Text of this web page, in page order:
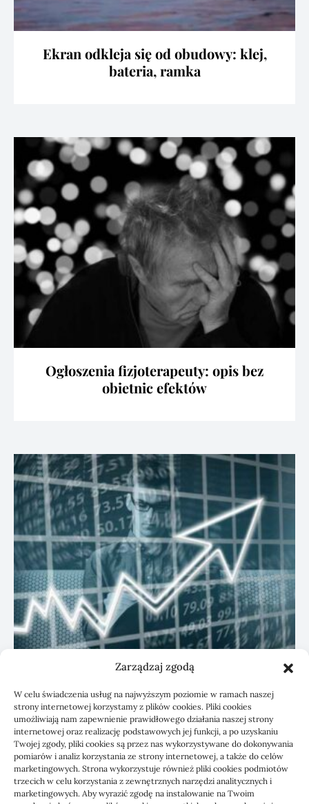
Zarządzaj zgodą
W celu świadczenia usług na najwyższym poziomie w ramach naszej
strony internetowej korzystamy z plików cookies. Pliki cookies
umożliwiają nam zapewnienie prawidłowego działania naszej strony
internetowej oraz realizację podstawowych jej funkcji, a po uzyskaniu
Twojej zgody, pliki cookies są przez nas wykorzystywane do dokonywania
pomiarów i analiz korzystania ze strony internetowej, a także do celów
marketingowych. Strona wykorzystuje również pliki cookies podmiotów
trzecich w celu korzystania z zewnętrznych narzędzi analitycznych i
marketingowych. Aby wyrazić zgodę na instalowanie na Twoim
Ekran odkleja się od obudowy: klej,
bateria, ramka
Ogłoszenia fizjoterapeuty: opis bez
obietnic efektów
KSeF: przygotowanie sp. z o.o. z biurem
rachunkowym